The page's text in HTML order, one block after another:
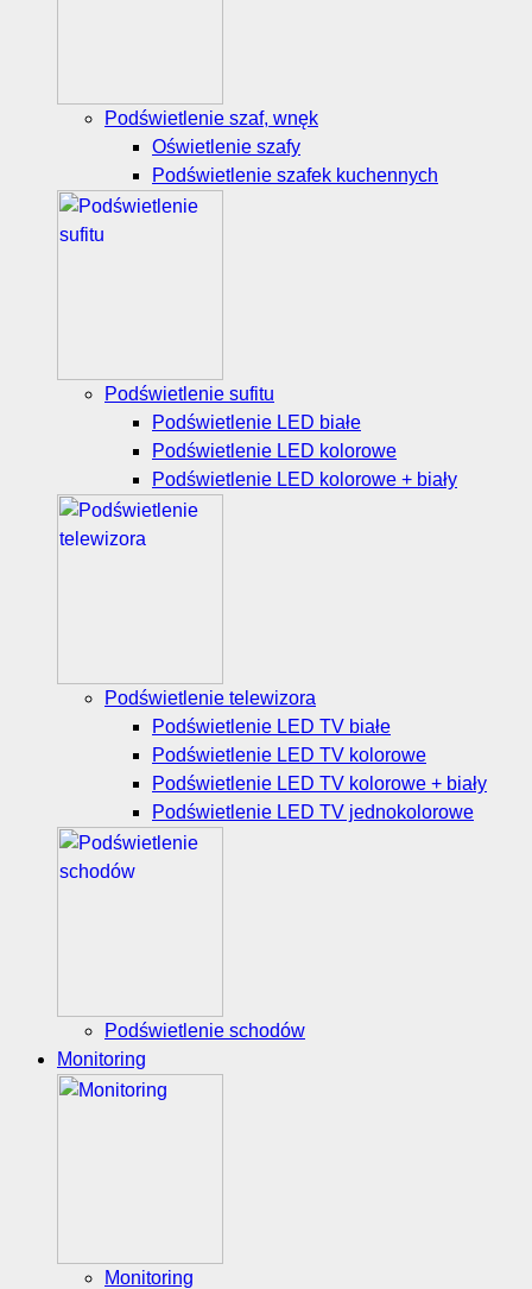
Podświetlenie szaf, wnęk
Oświetlenie szafy
Podświetlenie szafek kuchennych
Podświetlenie sufitu
Podświetlenie LED białe
Podświetlenie LED kolorowe
Podświetlenie LED kolorowe + biały
Podświetlenie telewizora
Podświetlenie LED TV białe
Podświetlenie LED TV kolorowe
Podświetlenie LED TV kolorowe + biały
Podświetlenie LED TV jednokolorowe
Podświetlenie schodów
Monitoring
Monitoring